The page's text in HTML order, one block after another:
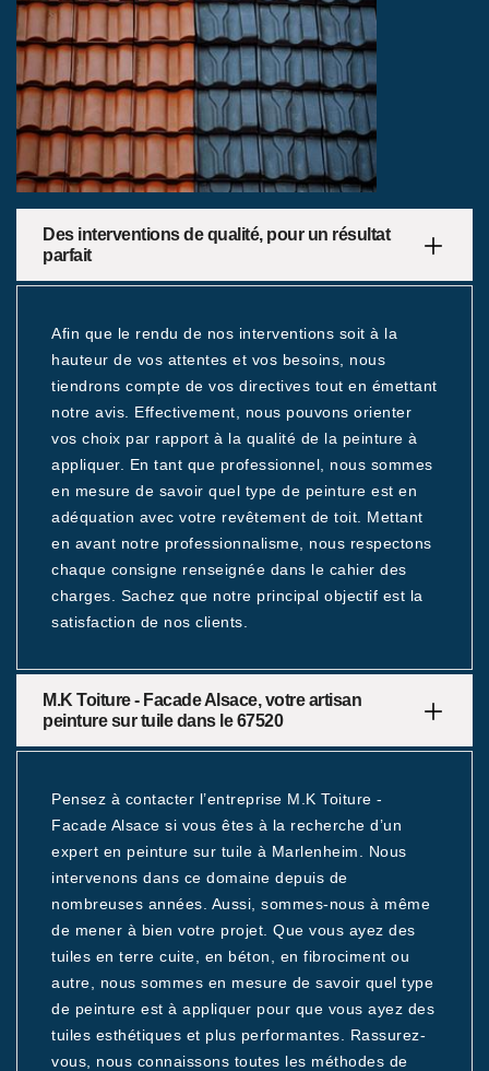
Des interventions de qualité, pour un résultat
parfait
Afin que le rendu de nos interventions soit à la
hauteur de vos attentes et vos besoins, nous
tiendrons compte de vos directives tout en émettant
notre avis. Effectivement, nous pouvons orienter
vos choix par rapport à la qualité de la peinture à
appliquer. En tant que professionnel, nous sommes
en mesure de savoir quel type de peinture est en
adéquation avec votre revêtement de toit. Mettant
en avant notre professionnalisme, nous respectons
chaque consigne renseignée dans le cahier des
charges. Sachez que notre principal objectif est la
satisfaction de nos clients.
M.K Toiture - Facade Alsace, votre artisan
peinture sur tuile dans le 67520
Pensez à contacter l’entreprise M.K Toiture -
Facade Alsace si vous êtes à la recherche d’un
expert en peinture sur tuile à Marlenheim. Nous
intervenons dans ce domaine depuis de
nombreuses années. Aussi, sommes-nous à même
de mener à bien votre projet. Que vous ayez des
tuiles en terre cuite, en béton, en fibrociment ou
autre, nous sommes en mesure de savoir quel type
de peinture est à appliquer pour que vous ayez des
tuiles esthétiques et plus performantes. Rassurez-
vous, nous connaissons toutes les méthodes de